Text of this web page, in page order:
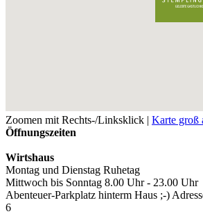
Zoomen mit Rechts-/Linksklick | Karte groß
Öffnungszeiten
Wirtshaus
Montag und Dienstag Ruhetag
Mittwoch bis Sonntag 8.00 Uhr - 23.00 Uhr
Abenteuer-Parkplatz hinterm Haus ;-)
6